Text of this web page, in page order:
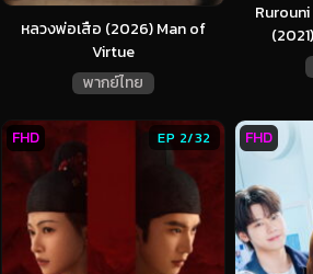
หลวงพ่อเสือ (2026) Man of
Virtue
พากย์ไทย
EP 2/32
FHD FHD